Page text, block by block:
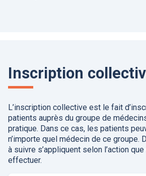
Inscription
L’inscription collective est le fait
patients auprès du groupe de
pratique. Dans ce cas, les patients
n’importe quel médecin de ce groupe.
à suivre s’appliquent selon l’action
effectuer.